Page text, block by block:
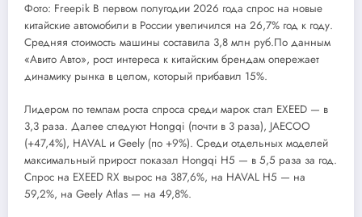
Фото: Freepik В первом полугодии 2026 года спрос на новые
китайские автомобили в России увеличился на 26,7% год к году.
Средняя стоимость машины составила 3,8 млн руб.По данным
«Авито Авто», рост интереса к китайским брендам опережает
динамику рынка в целом, который прибавил 15%.
Лидером по темпам роста спроса среди марок стал EXEED — в
3,3 раза. Далее следуют Hongqi (почти в 3 раза), JAECOO
(+47,4%), HAVAL и Geely (по +9%). Среди отдельных моделей
максимальный прирост показал Hongqi H5 — в 5,5 раза за год.
Спрос на EXEED RX вырос на 387,6%, на HAVAL H5 — на
59,2%, на Geely Atlas — на 49,8%.